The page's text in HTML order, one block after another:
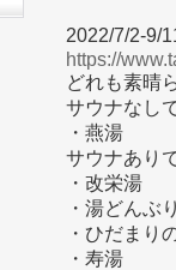
2022/7/2-9/
https://
どれも素晴
サウナなし
・燕湯
サウナあり
・改栄湯
・湯どんぶ
・ひだまり
・寿湯